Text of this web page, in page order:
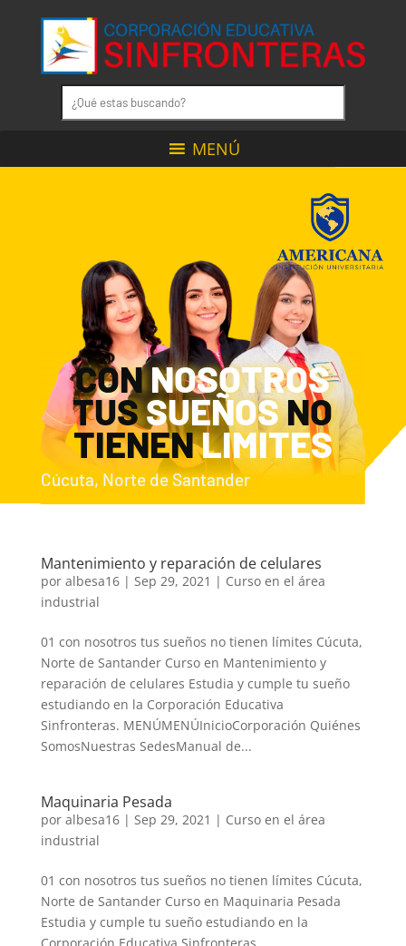
MENÚ
CONNOSOTROS
TUSSUEÑOSNO
TIENENLIMITES
Cúcuta, Norte de Santander
Mantenimiento y reparación de celulares
por albesa16| Sep 29, 2021 | Curso en el área
industrial
01 con nosotros tus sueños no tienen límites Cúcuta,
Norte de Santander Curso en Mantenimiento y
reparación de celulares Estudia y cumple tu sueño
estudiando en la Corporación Educativa
Sinfronteras. MENÚMENÚInicioCorporación Quiénes
SomosNuestras SedesManual de...
Maquinaria Pesada
por albesa16| Sep 29, 2021 | Curso en el área
industrial
01 con nosotros tus sueños no tienen límites Cúcuta,
Norte de Santander Curso en Maquinaria Pesada
Estudia y cumple tu sueño estudiando en la